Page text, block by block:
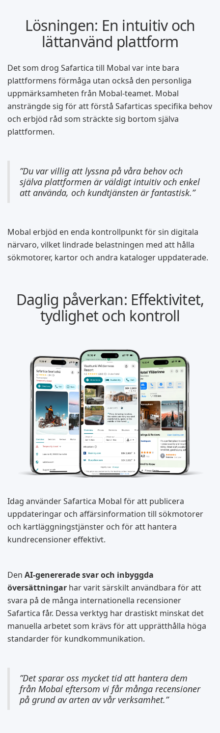
Lösningen: En intuitiv och
lättanvänd plattform
Det som drog Safartica till Mobal var inte bara
plattformens förmåga utan också den personliga
uppmärksamheten från Mobal-teamet. Mobal
ansträngde sig för att förstå Safarticas specifika behov
och erbjöd råd som sträckte sig bortom själva
plattformen.
”Du var villig att lyssna på våra behov och
själva plattformen är väldigt intuitiv och enkel
att använda, och kundtjänsten är fantastisk.”
Mobal erbjöd en enda kontrollpunkt för sin digitala
närvaro, vilket lindrade belastningen med att hålla
sökmotorer, kartor och andra kataloger uppdaterade.
Daglig påverkan: Effektivitet,
tydlighet och kontroll
Idag använder Safartica Mobal för att publicera
uppdateringar och affärsinformation till sökmotorer
och kartläggningstjänster och för att hantera
kundrecensioner effektivt.
Den AI-genererade svar och inbyggda
översättningar har varit särskilt användbara för att
svara på de många internationella recensioner
Safartica får. Dessa verktyg har drastiskt minskat det
manuella arbetet som krävs för att upprätthålla höga
standarder för kundkommunikation.
”Det sparar oss mycket tid att hantera dem
från Mobal eftersom vi får många recensioner
på grund av arten av vår verksamhet.”